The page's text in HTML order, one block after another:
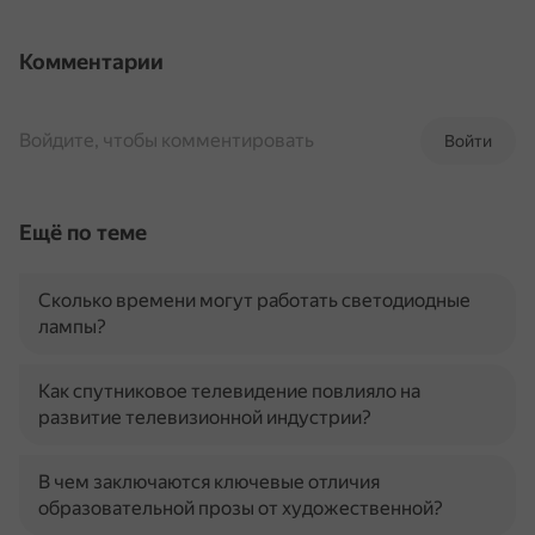
Комментарии
Войти
Войдите, чтобы комментировать
Ещё по теме
Сколько времени могут работать светодиодные
лампы?
Как спутниковое телевидение повлияло на
развитие телевизионной индустрии?
В чем заключаются ключевые отличия
образовательной прозы от художественной?